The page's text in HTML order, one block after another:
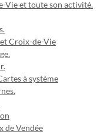
Vie et toute son activité.
Croix-de-Vie
à système
de Vendée